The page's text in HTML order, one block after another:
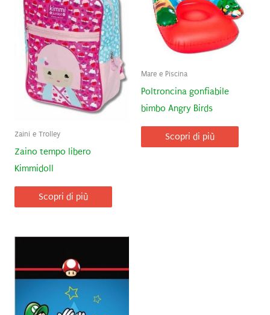
Zaini e Trolley
Zaino tempo libero
Kimmidoll
Scopri di più
Mare e Piscina
Poltroncina gonfiabile
bimbo Angry Birds
Scopri di più